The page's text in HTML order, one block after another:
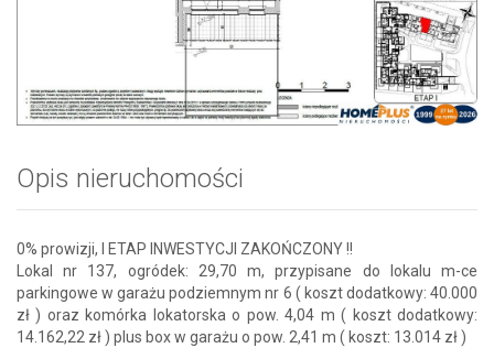
Opis nieruchomości
0% prowizji, I ETAP INWESTYCJI ZAKOŃCZONY !!
Lokal nr 137, ogródek: 29,70 m, przypisane do lokalu m-ce
parkingowe w garażu podziemnym nr 6 ( koszt dodatkowy: 40.000
zł ) oraz komórka lokatorska o pow. 4,04 m ( koszt dodatkowy:
14.162,22 zł ) plus box w garażu o pow. 2,41 m ( koszt: 13.014 zł )